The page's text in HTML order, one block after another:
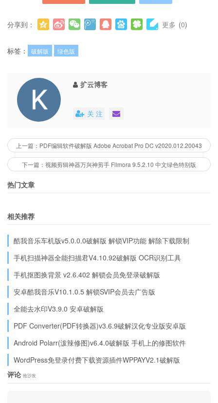
分享到： 更多 (0)
标签： 破解版 绿色版
扩云博客
关 注
上一篇：PDF编辑软件破解版 Adobe Acrobat Pro DC v2020.012.20043
下一篇：视频剪辑神器万兴神剪手 Filmora 9.5.2.10 中文绿色特别版
热门文章
相关推荐
酷我音乐车机版v5.0.0.0破解版 解锁VIP功能 解除下载限制
手机扫描神器全能扫描君V4.10.92破解版 OCR识别工具
手机抠图换背景 v2.6.402 解锁会员免登录破解版
安卓酷我音乐V10.1.0.5 解锁SVIP会员去广告版
全能去水印V3.9.0 安卓破解版
PDF Converter(PDF转换器)v3.6.9破解汉化专业版安卓版
Android Polarr(泼辣修图)v6.4.0破解版 手机上的修图软件
WordPress免登录付费下载资源插件WPPAYV2.1破解版
评论 抢沙发